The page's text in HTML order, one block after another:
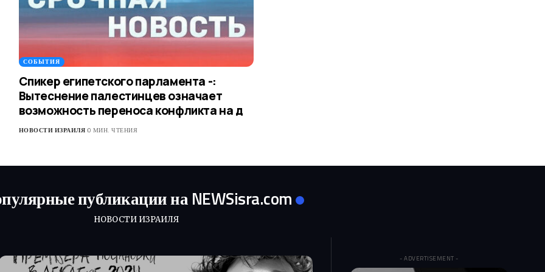
СОБЫТИЯ
Спикер египетского парламента -:
Вытеснение палестинцев означает
возможность переноса конфликта на д
НОВОСТИ ИЗРАИЛЯ 0 МИН. ЧТЕНИЯ
публикации на NEWSisra.com
НОВОСТИ ИЗРАИЛЯ
- ADVERTISEMENT -